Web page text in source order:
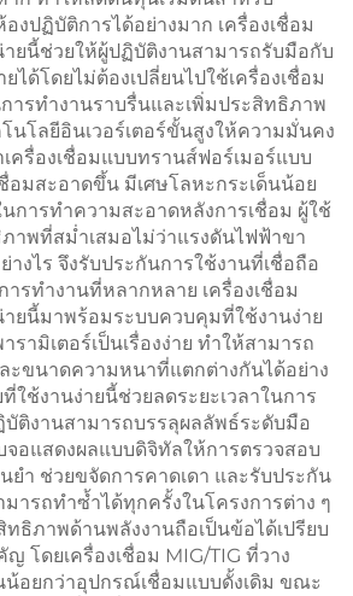
ปฏิบัติการได้อย่างมาก เครื่องเชื่อม
ายนี้ช่วยให้ผู้ปฏิบัติงานสามารถรับมือกับ
ได้โดยไม่ต้องเปลี่ยนไปใช้เครื่องเชื่อม
ารทำงานราบรื่นและเพิ่มประสิทธิภาพ
นโลยีอินเวอร์เตอร์ขั้นสูงให้ความมั่นคง
ครื่องเชื่อมแบบทรานส์ฟอร์เมอร์แบบ
อมสะอาดขึ้น มีเศษโลหะกระเด็นน้อย
นการทำความสะอาดหลังการเชื่อม ผู้ใช้
าพที่สม่ำเสมอไม่ว่าแรงดันไฟฟ้าขา
างไร จึงรับประกันการใช้งานที่เชื่อถือ
รทำงานที่หลากหลาย เครื่องเชื่อม
ายนี้มาพร้อมระบบควบคุมที่ใช้งานง่าย
รามิเตอร์เป็นเรื่องง่าย ทำให้สามารถ
ะขนาดความหนาที่แตกต่างกันได้อย่าง
ใช้งานง่ายนี้ช่วยลดระยะเวลาในการ
บัติงานสามารถบรรลุผลลัพธ์ระดับมือ
จอแสดงผลแบบดิจิทัลให้การตรวจสอบ
ยำ ช่วยขจัดการคาดเดา และรับประกัน
ารถทำซ้ำได้ทุกครั้งในโครงการต่าง ๆ
ทธิภาพด้านพลังงานถือเป็นข้อได้เปรียบ
โดยเครื่องเชื่อม MIG/TIG ที่วาง
น้อยกว่าอุปกรณ์เชื่อมแบบดั้งเดิม ขณะ